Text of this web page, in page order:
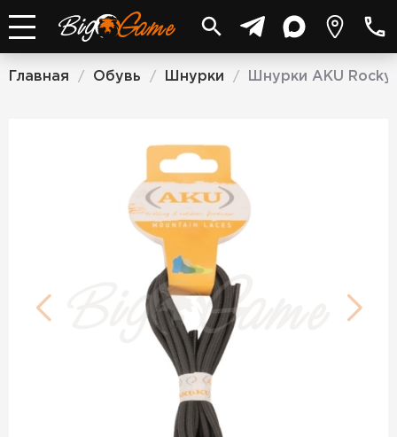
Главная / Обувь / Шнурки / Шнурки AKU Rocky